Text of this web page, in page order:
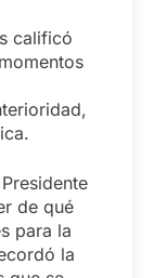
calificó
de qué
para la
la